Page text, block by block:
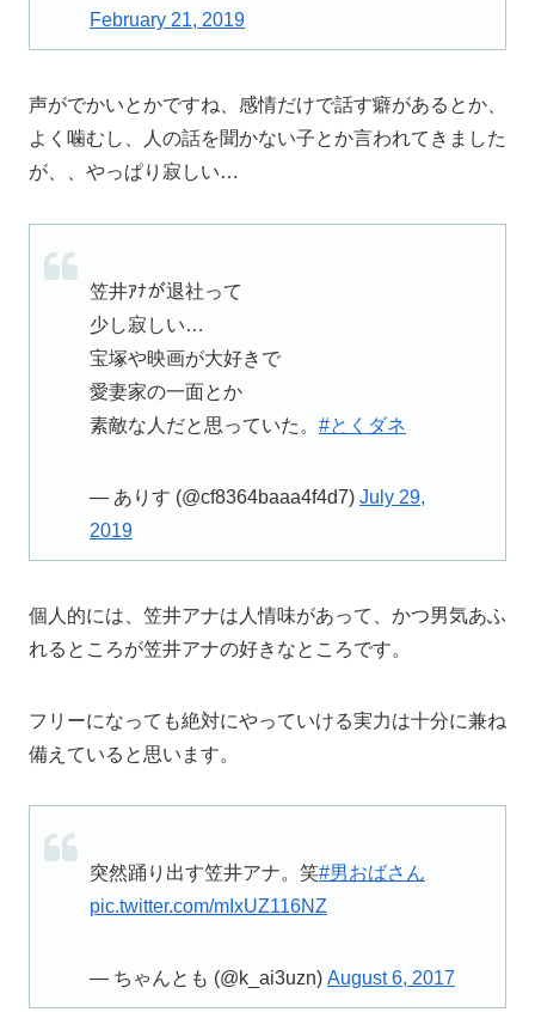
February 21, 2019
声がでかいとかですね、感情だけで話す癖があるとか、
よく噛むし、人の話を聞かない子とか言われてきました
が、、やっぱり寂しい…
笠井ｱﾅが退社って
少し寂しい…
宝塚や映画が大好きで
愛妻家の一面とか
素敵な人だと思っていた。 #とくダネ
— ありす (@cf8364baaa4f4d7) July 29,
2019
個人的には、笠井アナは人情味があって、かつ男気あふ
れるところが笠井アナの好きなところです。
フリーになっても絶対にやっていける実力は十分に兼ね
備えていると思います。
突然踊り出す笠井アナ。笑#男おばさん
pic.twitter.com/mIxUZ116NZ
— ちゃんとも (@k_ai3uzn) August 6, 2017